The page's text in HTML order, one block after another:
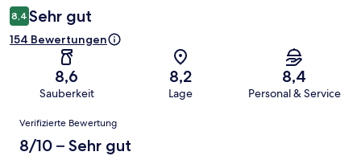
8,4 Sehr gut
154 Bewertungen
8,6
Sauberkeit
8,2
Lage
8,4
Personal & Service
Bewertungen
Verifizierte Bewertung
8/10 – Sehr gut